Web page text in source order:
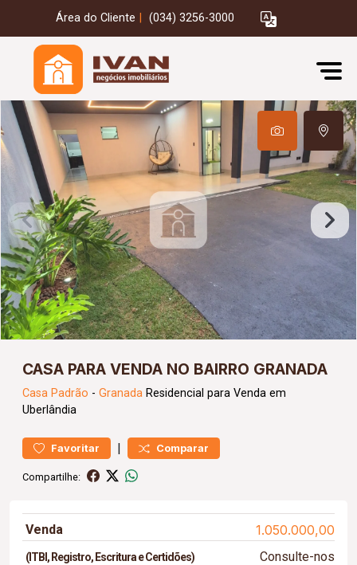
Área do Cliente (034) 3256-3000
CASA PARA VENDA NO BAIRRO GRANADA
Casa Padrão - Granada Residencial para Venda em
Uberlândia
Favoritar | Comparar
Compartilhe:
Venda 1.050.000,00
(ITBI, Registro, Escritura e Certidões) Consulte-nos